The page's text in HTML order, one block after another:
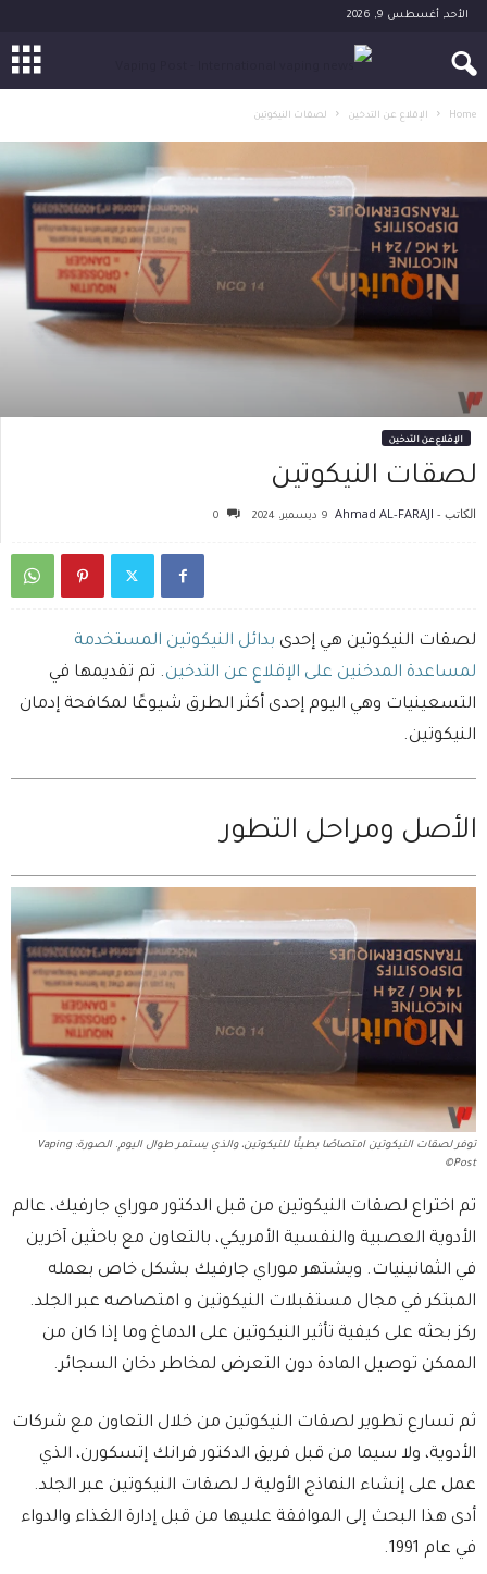
الأحد, أغسطس 9, 2026
Home الإقلاع عن التدخين لصقات النيكوتين
الإقلاع عن التدخين
لصقات النيكوتين
الكاتب - Ahmad AL-FARAJI 9 ديسمبر، 2024 0
لصقات النيكوتين هي إحدى بدائل النيكوتين المستخدمة
لمساعدة المدخنين على الإقلاع عن التدخين. تم تقديمها في
التسعينيات وهي اليوم إحدى أكثر الطرق شيوعًا لمكافحة إدمان
النيكوتين.
الأصل ومراحل التطور
توفر لصقات النيكوتين امتصاصًا بطيئًا للنيكوتين، والذي يستمر طوال اليوم. الصورة: Vaping
Post©
تم اختراع لصقات النيكوتين من قبل الدكتور موراي جارفيك، عالم
الأدوية العصبية والنفسية الأمريكي، بالتعاون مع باحثين آخرين
في الثمانينيات. ويشتهر موراي جارفيك بشكل خاص بعمله
المبتكر في مجال مستقبلات النيكوتين و امتصاصه عبر الجلد.
ركز بحثه على كيفية تأثير النيكوتين على الدماغ وما إذا كان من
الممكن توصيل المادة دون التعرض لمخاطر دخان السجائر.
ثم تسارع تطوير لصقات النيكوتين من خلال التعاون مع شركات
الأدوية، ولا سيما من قبل فريق الدكتور فرانك إتسكورن، الذي
عمل على إنشاء النماذج الأولية لـ لصقات النيكوتين عبر الجلد.
أدى هذا البحث إلى الموافقة علىيها من قبل إدارة الغذاء والدواء
في عام 1991.